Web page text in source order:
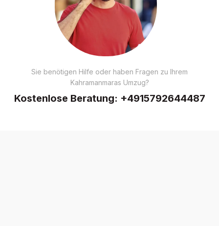
Sie benötigen Hilfe oder haben Fragen zu Ihrem
Kahramanmaras Umzug?
Kostenlose Beratung: +4915792644487